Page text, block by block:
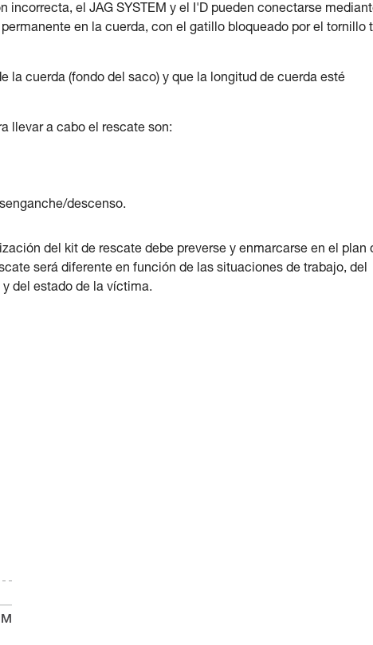
incorrecta, el JAG SYSTEM y el I'D pueden conectarse
en la cuerda, con el gatillo bloqueado por el tornillo
la cuerda (fondo del saco) y que la longitud de cuerda esté
llevar a cabo el rescate son:
descenso.
del kit de rescate debe preverse y enmarcarse en el plan
será diferente en función de las situaciones de trabajo, del
del estado de la víctima.